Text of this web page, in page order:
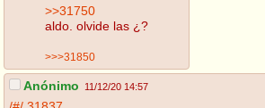
>>31750
aldo. olvide las ¿?
>>>31850
Anónimo 11/12/20 14:57